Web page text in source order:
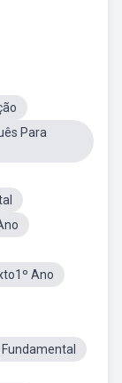
Para
Ano